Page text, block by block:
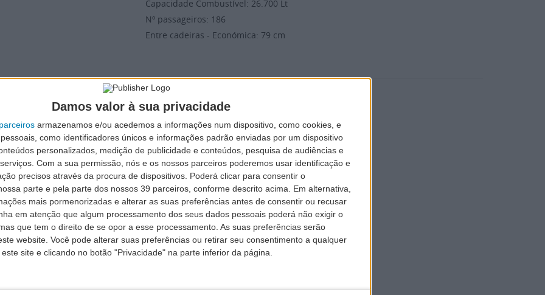
Damos valor à sua privacidade
armazenamos e/ou acedemos a informações num dispositivo, como cookies, e
como identificadores únicos e informações padrão enviadas por um dispositivo
personalizados, medição de publicidade e conteúdos, pesquisa de audiências e
Com a sua permissão, nós e os nossos parceiros poderemos usar identificação e
precisos através da procura de dispositivos. Poderá clicar para consentir o
parte e pela parte dos nossos 39 parceiros, conforme descrito acima. Em alternativa,
mais pormenorizadas e alterar as suas preferências antes de consentir ou recusar
em atenção que algum processamento dos seus dados pessoais poderá não exigir o
que tem o direito de se opor a esse processamento. As suas preferências serão
website. Você pode alterar suas preferências ou retirar seu consentimento a qualquer
site e clicando no botão "Privacidade" na parte inferior da página.
Capacidade Combustível: 26.700 Lt
Nº passageiros: 186
Entre cadeiras - Económica: 79 cm
A320
A320 - 214
Reatores CFM (G.E/SNECMA), CFM56 - 5B
Impulso: 27.000 Lbs
Comprimento: 37.57 m
Envergadura: 34.10 m
Altura: 11.76 m
Velocidade Cruzeiro: 900 Km/h
Alcance: 4.400 Km